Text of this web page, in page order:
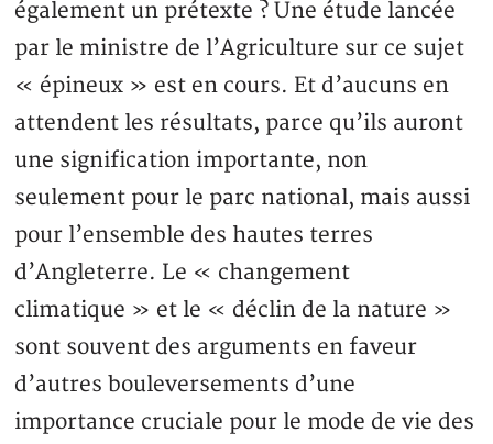
également un prétexte ? Une étude lancée
par le ministre de l’Agriculture sur ce sujet
« épineux » est en cours. Et d’aucuns en
attendent les résultats, parce qu’ils auront
une signification importante, non
seulement pour le parc national, mais aussi
pour l’ensemble des hautes terres
d’Angleterre. Le « changement
climatique » et le « déclin de la nature »
sont souvent des arguments en faveur
d’autres bouleversements d’une
importance cruciale pour le mode de vie des